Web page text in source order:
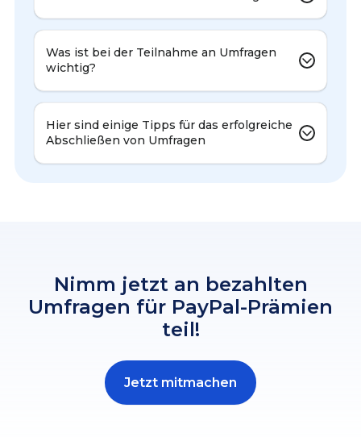
Was ist bei der Teilnahme an Umfragen
wichtig?
Hier sind einige Tipps für das erfolgreiche
Abschließen von Umfragen
Nimm jetzt an bezahlten
Umfragen für PayPal-Prämien
teil!
Jetzt mitmachen